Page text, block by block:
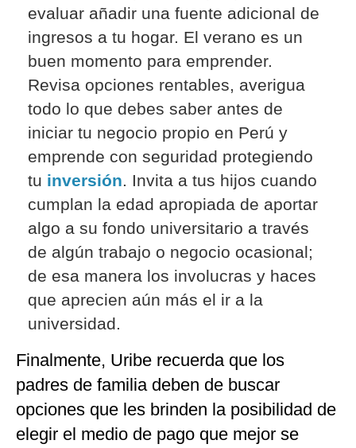
evaluar añadir una fuente adicional de
ingresos a tu hogar. El verano es un
buen momento para emprender.
Revisa opciones rentables, averigua
todo lo que debes saber antes de
iniciar tu negocio propio en Perú y
emprende con seguridad protegiendo
tu inversión. Invita a tus hijos cuando
cumplan la edad apropiada de aportar
algo a su fondo universitario a través
de algún trabajo o negocio ocasional;
de esa manera los involucras y haces
que aprecien aún más el ir a la
universidad.
Finalmente, Uribe recuerda que los
padres de familia deben de buscar
opciones que les brinden la posibilidad de
elegir el medio de pago que mejor se